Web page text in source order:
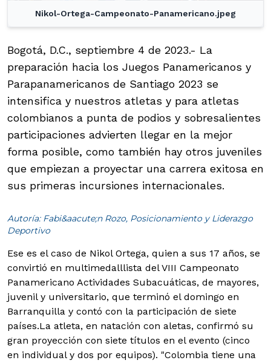
Nikol-Ortega-Campeonato-Panamericano.jpeg
Bogotá, D.C., septiembre 4 de 2023.- La
preparación hacia los Juegos Panamericanos y
Parapanamericanos de Santiago 2023 se
intensifica y nuestros atletas y para atletas
colombianos a punta de podios y sobresalientes
participaciones advierten llegar en la mejor
forma posible, como también hay otros juveniles
que empiezan a proyectar una carrera exitosa en
sus primeras incursiones internacionales.
Autoría: Fabi&aacute;n Rozo, Posicionamiento y Liderazgo
Deportivo
Ese es el caso de Nikol Ortega, quien a sus 17 años, se
convirtió en multimedalllista del VIII Campeonato
Panamericano Actividades Subacuáticas, de mayores,
juvenil y universitario, que terminó el domingo en
Barranquilla y contó con la participación de siete
países.La atleta, en natación con aletas, confirmó su
gran proyección con siete títulos en el evento (cinco
en individual y dos por equipos). "Colombia tiene una